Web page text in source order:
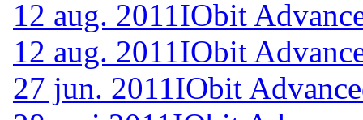
12 aug. 2011 IObit
12 aug. 2011 IObit
27 jun. 2011 IObit